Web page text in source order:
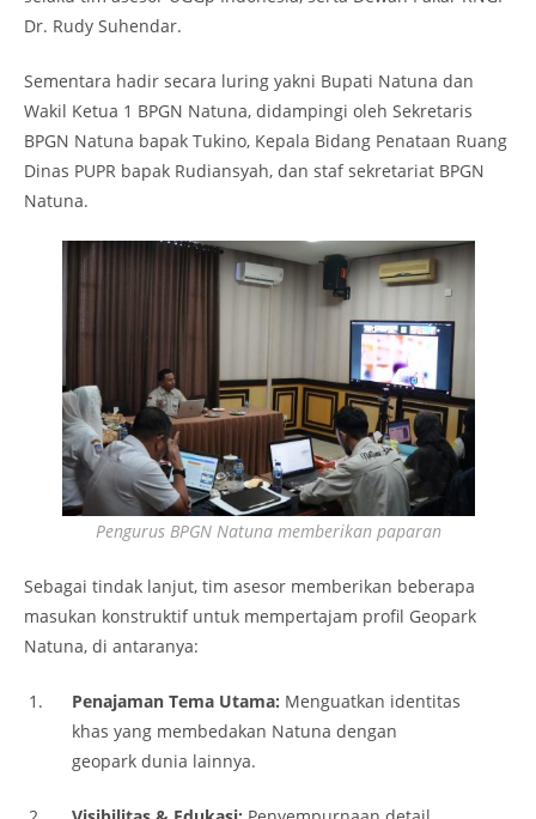
Dr. Rudy Suhendar.
Sementara hadir secara luring yakni Bupati Natuna dan
Wakil Ketua 1 BPGN Natuna, didampingi oleh Sekretaris
BPGN Natuna bapak Tukino, Kepala Bidang Penataan Ruang
Dinas PUPR bapak Rudiansyah, dan staf sekretariat BPGN
Natuna.
Pengurus BPGN Natuna memberikan paparan
Sebagai tindak lanjut, tim asesor memberikan beberapa
masukan konstruktif untuk mempertajam profil Geopark
Natuna, di antaranya:
Penajaman Tema Utama: Menguatkan identitas
khas yang membedakan Natuna dengan
geopark dunia lainnya.